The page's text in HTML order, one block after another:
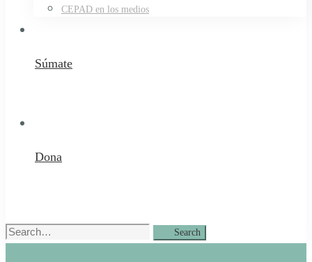
CEPAD en los medios
Súmate
Dona
Search
Search